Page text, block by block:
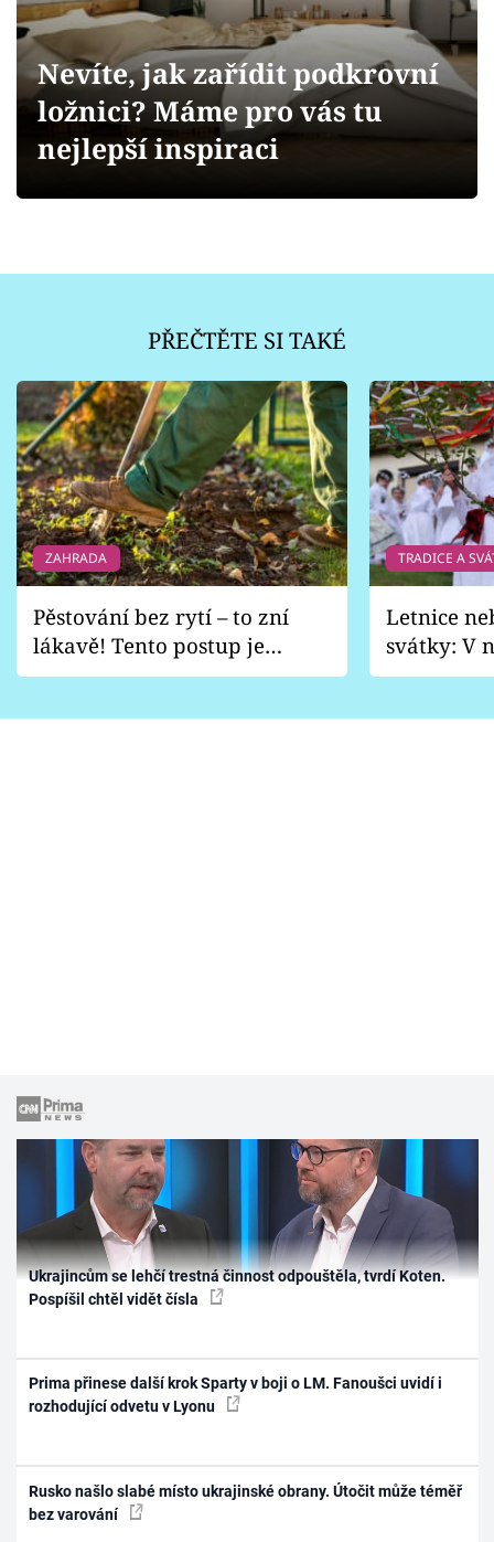
Přihlášení
Sledujte nás
Nevíte, jak zařídit podkrovní
ložnici? Máme pro vás tu
nejlepší inspiraci
PŘEČTĚTE SI TAKÉ
ZAHRADA
Pěstování bez rytí – to zní
lákavě! Tento postup je
vhodný jen pro některé
TRADICE A
Letnice
svátky: V
pondělí
Ukrajincům se lehčí trestná činnost odpouštěla, tvrdí Koten.
Pospíšil chtěl vidět čísla
Prima přinese další krok Sparty v boji o LM. Fanoušci uvidí i
rozhodující odvetu v Lyonu
Rusko našlo slabé místo ukrajinské obrany. Útočit může téměř
bez varování